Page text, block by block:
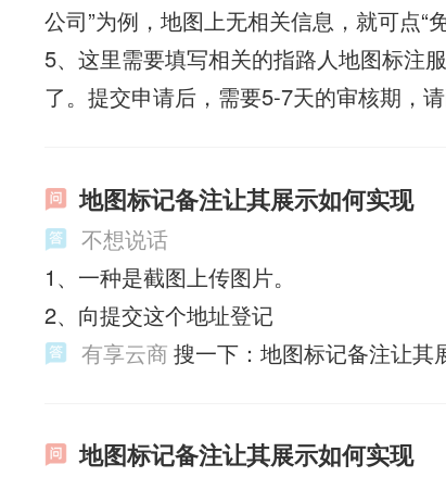
公司”为例，地图上无相关信息，就可点“
5、这里需要填写相关的指路人地图标注
了。提交申请后，需要5-7天的审核期，请
地图标记备注让其展示如何实现
不想说话
1、一种是截图上传图片。
2、向提交这个地址登记
有享云商 搜一下：地图标记备注让其
地图标记备注让其展示如何实现